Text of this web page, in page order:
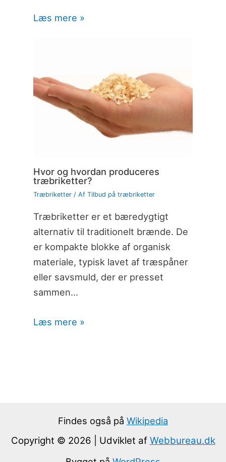
Læs mere »
Hvor og hvordan produceres
træbriketter?
Træbriketter/ Af Tilbud på træbriketter
Træbriketter er et bæredygtigt
alternativ til traditionelt brænde. De
er kompakte blokke af organisk
materiale, typisk lavet af træspåner
eller savsmuld, der er presset
sammen…
Læs mere »
Findes også på Wikipedia
Copyright © 2026 | Udviklet af Webbureau.dk